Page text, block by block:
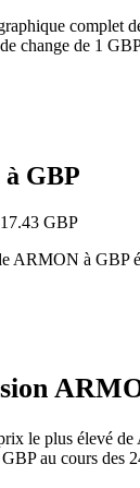
change de 1
GBP
GBP
ARMON à GBP
le plus élevé
au cours des